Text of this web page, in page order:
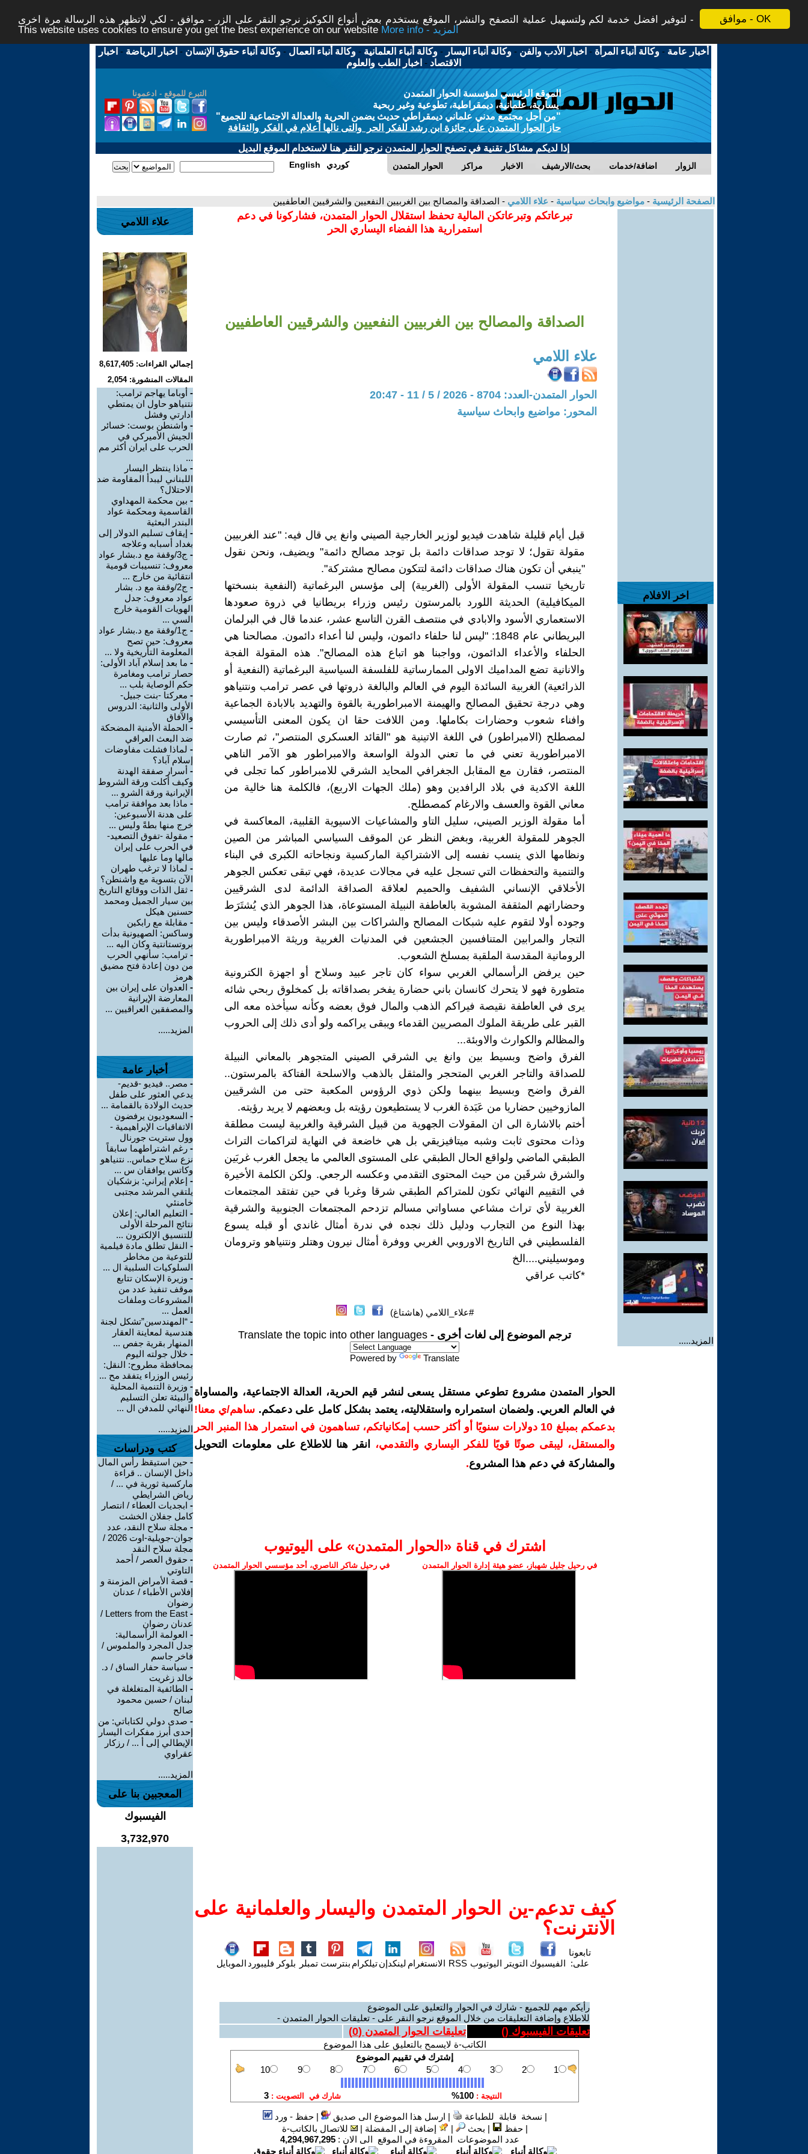
موافق - OK
لتوفير افضل خدمة لكم ولتسهيل عملية التصفح والنشر، الموقع يستخدم بعض أنواع الكوكيز نرجو النقر على الزر - موافق - لكي لاتظهر هذه الرسالة مرة اخرى -
This website uses cookies to ensure you get the best experience on our website
More info - المزيد
أخبار عامة -وكالة أنباء المرأة - اخبار الأدب والفن -وكالة أنباء اليسار -وكالة أنباء العلمانية -وكالة أنباء العمال -وكالة أنباء حقوق الإنسان - اخبار الرياضة - اخبار
الاقتصاد - اخبار الطب والعلوم
التبرع للموقع - ادعمونا
الموقع الرئيسي لمؤسسة الحوار المتمدن
يسارية، علمانية، ديمقراطية، تطوعية وغير ربحية
"من أجل مجتمع مدني علماني ديمقراطي حديث يضمن الحرية والعدالة الاجتماعية للجميع"
حاز الحوار المتمدن على جائزة ابن رشد للفكر الحر والتى نالها أعلام في الفكر والثقافة
إذا لديكم مشاكل تقنية في تصفح الحوار المتمدن نرجو النقر هنا لاستخدام الموقع البديل
الحوار المتمدن مراكز الاخبار بحث/الارشيف اضافة/خدمات الزوار English كوردي
الصفحة الرئيسية - مواضيع وابحاث سياسية - علاء اللامي - الصداقة والمصالح بين الغربيين النفعيين والشرقيين العاطفيين
اخر الافلام
المزيد.....
تبرعاتكم وتبرعاتكن المالية تحفظ استقلال الحوار المتمدن، فشاركونا في دعم
استمرارية هذا الفضاء اليساري الحر
الصداقة والمصالح بين الغربيين النفعيين والشرقيين العاطفيين
علاء اللامي
الحوار المتمدن-العدد: 8704 - 2026 / 5 / 11 - 20:47
المحور: مواضيع وابحاث سياسية
قبل أيام قليلة شاهدت فيديو لوزير الخارجية الصيني وانغ يي قال فيه: "عند الغربيين
مقولة تقول؛ لا توجد صداقات دائمة بل توجد مصالح دائمة" ويضيف، ونحن نقول
"ينبغي أن تكون هناك صداقات دائمة لتتكون مصالح مشتركة".
تاريخيا تنسب المقولة الأولى (الغربية) إلى مؤسس البرغماتية (النفعية بنسختها
الميكافيلية) الحديثة اللورد بالمرستون رئيس وزراء بريطانيا في ذروة صعودها
الاستعماري الأسود والابادي في منتصف القرن التاسع عشر، عندما قال في البرلمان
البريطاني عام 1848: "ليس لنا حلفاء دائمون، وليس لنا أعداء دائمون. مصالحنا هي
الحلفاء والأعداء الدائمون، وواجبنا هو اتباع هذه المصالح". هذه المقولة الفجة
والانانية تضع المداميك الاولى الممارساتية للفلسفة السياسية البرغماتية (النفعية أو
الذرائعية) الغربية السائدة اليوم في العالم والبالغة ذروتها في عصر ترامب ونتنياهو
وهي درجة تحقيق المصالح والهيمنة الامبراطورية بالقوة والتهديد بالابادة الجماعية
وافناء شعوب وحضارات بكاملها. ومن اللافت حقا ان يكون المعنى التأسيسي
لمصطلح (الامبراطور) في اللغة الاتينية هو "القائد العسكري المنتصر"، ثم صارت
الامبراطورية تعني في ما تعني الدولة الواسعة والامبراطور هو الآمر الناهي
المنتصر، فقارن مع المقابل الجغرافي المحايد الشرقي للامبراطور كما تجلى في
اللغة الاكدية في بلاد الرافدين وهو (ملك الجهات الاربع)، فالكلمة هنا خالية من
معاني القوة والعسف والارغام كمصطلح.
أما مقولة الوزير الصيني، سليل التاو والمشاعيات الاسيوية القلبية، المعاكسة في
الجوهر للمقولة الغربية، وبغض النظر عن الموقف السياسي المباشر من الصين
ونظامها الذي ينسب نفسه إلى الاشتراكية الماركسية ونجاحاته الكبرى في البناء
والتنمية والتحفظات التي تسجل عليه في مجالات عديدة، فهي تبقى تعكس الجوهر
الأخلاقي الإنساني الشفيف والحميم لعلاقة الصداقة الدائمة لدى الشرقيين
وحضاراتهم المثقفة المشوبة بالعاطفة النبيلة المستوعاة، هذا الجوهر الذي يُشتَرَط
وجوده أولا لتقوم عليه شبكات المصالح والشراكات بين البشر الأصدقاء وليس بين
التجار والمرابين المتنافسين الجشعين في المدنيات الغربية وريثة الامبراطورية
الرومانية المقدسة الملقبة بمسلخ الشعوب.
حين يرفض الرأسمالي الغربي سواء كان تاجر عبيد وسلاح أو اجهزة الكترونية
متطورة فهو لا يتحرك كانسان باني حضارة يفخر بصداقاته بل كمخلوق ربحي شائه
يرى في العاطفة نقيصة فيراكم الذهب والمال فوق بعضه وكأنه سيأخذه معه الى
القبر على طريقة الملوك المصريين القدماء ويبقى يراكمه ولو أدى ذلك إلى الحروب
والمظالم والكوارث والاوبئة...
الفرق واضح وبسيط بين وانغ يي الشرقي الصيني المتجوهر بالمعاني النبيلة
للصداقة والتاجر الغربي المتحجر والمثقل بالذهب والاسلحة الفتاكة بالمرستون..
الفرق واضح وبسيط بينهما ولكن ذوي الرؤوس المكعبة حتى من الشرقيين
المازوخيين حضاريا من عَبَدة الغرب لا يستطيعون رؤيته بل وبعضهم لا يريد رؤيته.
أختم بالاشارة الى ان المقولات الجهوية من قبيل الشرقية والغربية ليست مطلقة
وذات محتوى ثابت وشبه ميتافيزيقي بل هي خاضعة في النهاية لتراكمات التراث
الطبقي الماضي ولواقع الحال الطبقي على المستوى العالمي ما يجعل الغرب غربَين
والشرق شرقَين من حيث المحتوى التقدمي وعكسه الرجعي. ولكن الكلمة الأخيرة
في التقييم النهائي تكون للمتراكم الطبقي شرقا وغربا في حين تفتقد المجتمعات
الغربية لأي تراث مشاعي مساواتي مسالم تزدحم المجتمعات الجنوبية والشرقية
بهذا النوع من التجارب ودليل ذلك نجده في ندرة أمثال غاندي أو قبله يسوع
الفلسطيني في التاريخ الاوروبي الغربي ووفرة أمثال نيرون وهتلر ونتنياهو وترومان
وموسيليني....الخ
*كاتب عراقي
#علاء_اللامي (هاشتاغ)
ترجم الموضوع إلى لغات أخرى - Translate the topic into other languages
Powered by Translate
الحوار المتمدن مشروع تطوعي مستقل يسعى لنشر قيم الحرية، العدالة الاجتماعية، والمساواة
في العالم العربي. ولضمان استمراره واستقلاليته، يعتمد بشكل كامل على دعمكم. ساهم/ي معنا!
بدعمكم بمبلغ 10 دولارات سنويًا أو أكثر حسب إمكانياتكم، تساهمون في استمرار هذا المنبر الحر
والمستقل، ليبقى صوتًا قويًا للفكر اليساري والتقدمي،
انقر هنا للاطلاع على معلومات التحويل
والمشاركة في دعم هذا المشروع.
اشترك في قناة ‫«الحوار المتمدن» على اليوتيوب
في رحيل جليل شهباز، عضو هيئة إدارة الحوار المتمدن في رحيل شاكر الناصري، أحد مؤسسي الحوار المتمدن
كيف تدعم-ين الحوار المتمدن واليسار والعلمانية على
الانترنت؟
تابعونا
على: الفيسبوك التويتر اليوتيوب RSS الانستغرام لينكدإنتيلكرام بنترست تمبلر بلوكر فليبورد الموبايل
رأيكم مهم للجميع - شارك في الحوار والتعليق على الموضوع
للاطلاع وإضافة التعليقات من خلال الموقع نرجو النقر على - تعليقات الحوار المتمدن -
تعليقات الفيسبوك () تعليقات الحوار المتمدن (0
)
الكاتب-ة لايسمح بالتعليق على هذا الموضوع
| نسخة قابلة للطباعة | ارسل هذا الموضوع الى صديق |حفظ - ورد
|حفظ | بحث | إضافة إلى المفضلة |
للاتصال بالكاتب-ة
عدد الموضوعات المقروءة في الموقع الى الان : 4,294,967,295
علاء اللامي
إجمالي القراءات: 8,617,405
المقالات المنشورة: 2,054
- أوباما يهاجم ترامب:
نتنياهو حاول ان يمتطي
ادارتي وفشل
- واشنطن بوست: خسائر
الجيش الأميركي في
الحرب على ايران أكثر مم
...
- ماذا ينتظر اليسار
اللبناني ليبدأ المقاومة ضد
الاحتلال؟
- بين محكمة المهداوي
القاسمية ومحكمة عواد
البندر البعثية
- إيقاف تسليم الدولار إلى
بغداد أسبابه وعلاجه
-
ج3/وقفة مع د.بشار عواد
معروف: تنسيبات قومية
انتقائية من خارج ...
-
ج2/وقفة مع د. بشار
عواد معروف: جدل
الهويات القومية خارج
السي ...
-
ج1/وقفة مع د.بشار عواد
معروف: حين تصح
المعلومة التأريخية ولا ...
- ما بعد إسلام آباد الأولى:
حصار ترامب ومغامرة
حكم الوصاية بلب ...
- معركتا -بنت جبيل-
الأولى والثانية: الدروس
والآفاق
- الحملة الأمنية المضحكة
ضد البعث العراقي
- لماذا فشلت مفاوضات
إسلام آباد؟
- أسرار صفقة الهدنة
وكيف أكلت ورقة الشروط
الإيرانية ورقة الشرو ...
- ماذا بعد موافقة ترامب
على هدنة الأسبوعين:
خرج منها بطةً وليس ...
- مقولة -تفوق التصعيد-
في الحرب على إيران
مالها وما عليها
- لماذا لا ترغب طهران
الآن بتسوية مع واشنطن؟
- ثقل الذات ووقائع التاريخ
بين سيار الجميل ومحمد
حسنين هيكل
- مقابلة مع رابكين
وساكس: الصهيونية بدأت
بروتستانتية وكان اليه ...
- ترامب: سأنهي الحرب
من دون إعادة فتح مضيق
هرمز
- العدوان على إيران بين
المعارضة الإيرانية
والمصفقين العراقيين ...
المزيد.....
أخبار عامة
- مصر.. فيديو -قديم-
يدعي العثور على طفل
حديث الولادة بالقمامة ...
- السعوديون يرفضون
الاتفاقيات الإبراهيمية -
وول ستريت جورنال
- رغم اشتراطهما سابقاً
نزع سلاح حماس.. نتنياهو
وكاتس يوافقان س ...
- إعلام إيراني: بزشكيان
يلتقي المرشد مجتبى
خامنئي
- التعليم العالي: إعلان
نتائج المرحلة الأولى
للتنسيق الإلكترون ...
- النقل تطلق مادة فيلمية
للتوعية من مخاطر
السلوكيات السلبية ال ...
- وزيرة الإسكان تتابع
موقف تنفيذ عدد من
المشروعات وملفات
العمل ...
- “المهندسين”تشكل لجنة
هندسية لمعاينة العقار
المنهار بقرية جفص ...
- خلال جولته اليوم
بمحافظة مطروح: النقل:
رئيس الوزراء يتفقد مح ...
- وزيرة التنمية المحلية
والبيئة تعلن التسليم
النهائي للمدفن ال ...
المزيد.....
كتب ودراسات
- حين استيقظ رأس المال
داخل الإنسان .. قراءة
ماركسية ثورية في ... /
رياض الشرايطي
- ابجديات العطاء / انتصار
كامل جفلان الخشت
- مجلة سلاح النقد، عدد
جوان-جويلية-اوت 2026 /
مجلة سلاح النقد
- حقوق العصر / أحمد
التاوتي
- قصة الأمراض المزمنة و
إفلاس الأطباء / عدنان
رضوان
-
Letters from the East /
عدنان رضوان
- العولمة الرأسمالية:
جدل المجرد والملموس /
فاخر جاسم
- سياسة حفار الساق / د.
خالد زغريت
- الطائفية المتغلغلة في
لبنان / حسين محمود
صالح
- صدى دولي لكتاباتي: من
إحدى أبرز مفكرات اليسار
الإيطالي إلى أ ... / رزكار
عقراوي
المزيد.....
المعجبين بنا على
الفيسبوك
3,732,970